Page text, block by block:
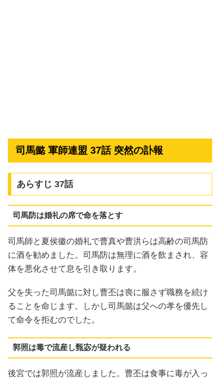
司馬懿 軍師連盟 37話 突然の訃報
あらすじ 37話
司馬防は婚礼の席で命を落とす
司馬師と夏侯徽の婚礼で曹真や曹洪らは高齢の司馬防
に酒を勧めました。司馬防は無理に酒を飲まされ、容
体を悪化させて息を引き取ります。
父を失った司馬懿に対し曹丕は喪に服さず職務を続け
ることを命じます。しかし司馬懿は父への孝を優先し
て命令を拒むのでした。
郭照は毒で流産し甄宓が疑われる
後宮では郭照が流産しました。曹丕は食事に毒が入っ